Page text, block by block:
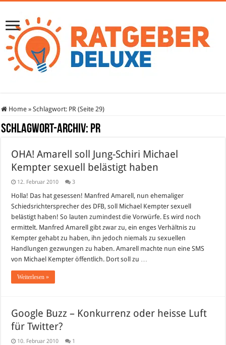
Home » Schlagwort: PR (Seite 29)
Schlagwort-Archiv: PR
OHA! Amarell soll Jung-Schiri Michael
Kempter sexuell belästigt haben
12. Februar 2010 3
Holla! Das hat gesessen! Manfred Amarell, nun ehemaliger
Schiedsrichtersprecher des DFB, soll Michael Kempter sexuell
belästigt haben! So lauten zumindest die Vorwürfe. Es wird noch
ermittelt. Manfred Amarell gibt zwar zu, ein enges Verhältnis zu
Kempter gehabt zu haben, ihn jedoch niemals zu sexuellen
Handlungen gezwungen zu haben. Amarell machte nun eine SMS
von Michael Kempter öffentlich. Dort soll zu …
Weiterlesen »
Google Buzz – Konkurrenz oder heisse Luft
für Twitter?
10. Februar 2010 1